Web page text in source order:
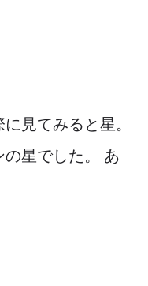
見てみると星。
星でした。 あ